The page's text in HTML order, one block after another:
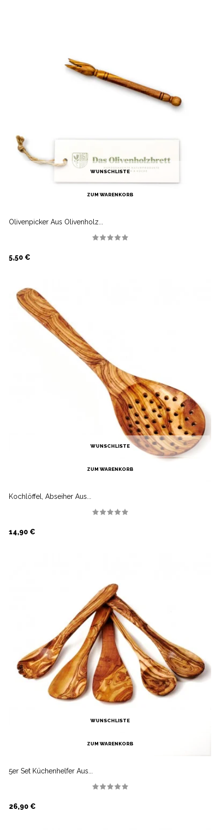
WUNSCHLISTE
ZUM WARENKORB
Olivenpicker Aus Olivenholz...
Preis
5,50 €
WUNSCHLISTE
ZUM WARENKORB
Kochlöffel, Abseiher Aus...
Preis
14,90 €
WUNSCHLISTE
ZUM WARENKORB
5er Set Küchenhelfer Aus...
Preis
26,90 €